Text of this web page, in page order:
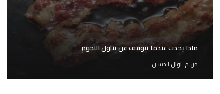
ماذا يحدث عندما تتوقف عن تناول اللحوم
من م. نوال الحسين